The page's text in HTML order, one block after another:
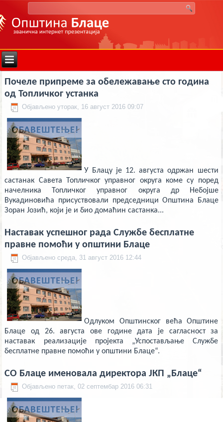
bonusu
siteler
deneme
bonusu
deneme
bonusu
veren
siteler
2024
deneme
bonusu
veren
bahis
bonus
veren
bahis
siteleri
bonusu
yeni
siteler
deneme
bonusu
veren
casino
siteleri
Yeni
Bonus
Veren
Siteler
Почеле припреме за обележавање сто година
од Топличког устанка
Објављено уторак, 16 август 2016 09:07
У Блацу је 12. августа одржан шести
састанак Савета Топличког управног округа коме су поред
начелника Топличког управног округа др Небојше
Вукадиновића присуствовали председници Општина Блаце
Зоран Јозић, који је и био домаћин састанка...
Наставак успешног рада Службе бесплатне
правне помоћи у општини Блаце
Објављено среда, 31 август 2016 12:44
Одлуком Општинског већа Општине
Блаце од 26. августа ове године дата је сагласност за
наставак реализације пројекта „Успостављање Службе
бесплатне правне помоћи у општини Блаце“.
СО Блаце именовала директора ЈКП „Блаце“
Објављено петак, 02 септембар 2016 06:31